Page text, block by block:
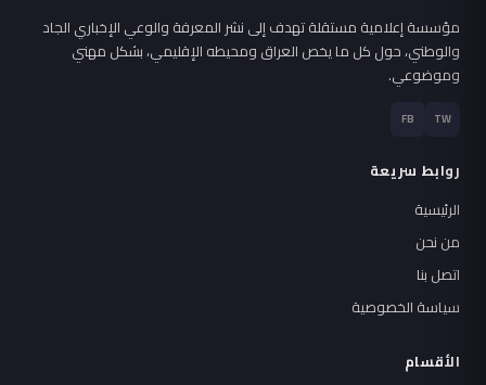
مؤسسة إعلامية مستقلة تهدف إلى نشر المعرفة والوعي الإخباري الجاد
والوطني، حول كل ما يخص العراق ومحيطه الإقليمي، بشكل مهني
وموضوعي.
TW
FB
روابط سريعة
الرئيسية
من نحن
اتصل بنا
سياسة الخصوصية
الأقسام